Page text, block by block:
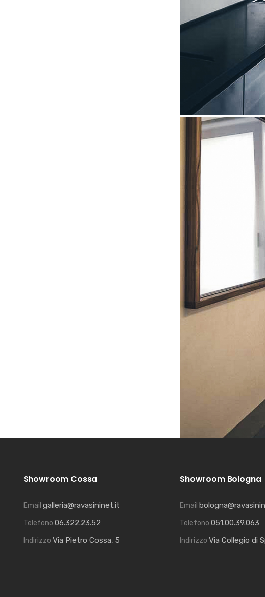
Showroom Cossa
Email galleria@ravasininet.it
Telefono 06.322.23.52
Indirizzo Via Pietro Cossa, 5
Showroom Bologna
Email
Telefono 051.00.39.063
Indirizzo Via Collegio di